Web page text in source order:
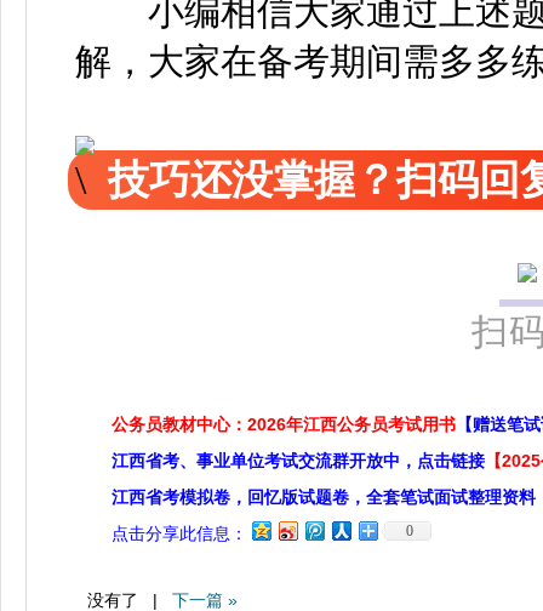
小编相信大家通过上述题
解，大家在备考期间需多多
技巧还没掌握？扫码回
扫
公务员教材中心：2026年江西公务员考试用书 【赠送笔
江西省考、事业单位考试交流群开放中，点击链接 【
江西省考模拟卷，回忆版试题卷，全套笔试面试整理资料
点击分享此信息：
0
没有了 | 下一篇 »